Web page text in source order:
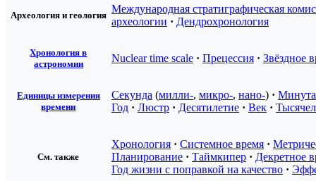
Археология и геология
Международная стратиграфическая
археологии · Дендрохронология
Хронология в
астрономии
Nuclear time scale · Прецессия · Звёздное
Единицы измерения
времени
Секунда (милли-, микро-, нано-) · Минута
Год · Люстр · Десятилетие · Век ·
См. также
Хронология · Системное время ·
Планирование · Таймкипер · Декретное
Год жизни с поправкой на качество ·